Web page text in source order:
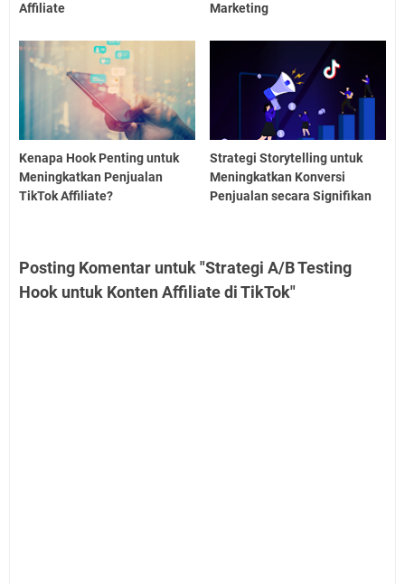
Affiliate
Marketing
Kenapa Hook Penting untuk
Meningkatkan Penjualan
TikTok Affiliate?
Strategi Storytelling untuk
Meningkatkan Konversi
Penjualan secara Signifikan
Posting Komentar untuk "Strategi A/B Testing
Hook untuk Konten Affiliate di TikTok"